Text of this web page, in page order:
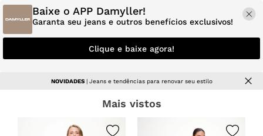
Baixe o APP Damyller!
Garanta seu jeans e outros benefícios exclusivos!
Clique e baixe agora!
NOVIDADES| Jeans e tendências para renovar seu estilo
Mais vistos